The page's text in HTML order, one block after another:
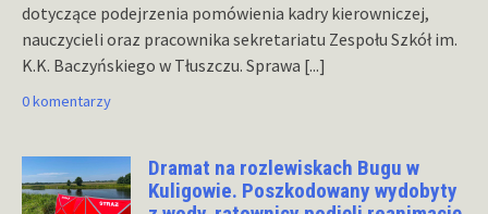
dotyczące podejrzenia pomówienia kadry kierowniczej,
nauczycieli oraz pracownika sekretariatu Zespołu Szkół im.
K.K. Baczyńskiego w Tłuszczu. Sprawa [...]
0 komentarzy
Dramat na rozlewiskach Bugu w
Kuligowie. Poszkodowany wydobyty